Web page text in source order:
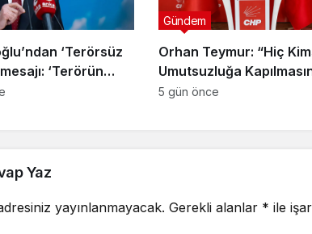
‘Terörsüz
‘Terörün
üniter yapı kırmızı
Orhan Teymur: “Hiç
Umutsuzluğa
Gündem
5 gün önce
Yaz
yayınlanmayacak. Gerekli alanlar * ile